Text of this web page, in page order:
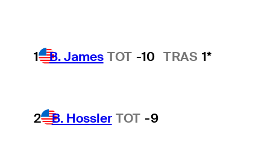
1 B. James TOT -10 TRAS 1*
2 B. Hossler TOT -9